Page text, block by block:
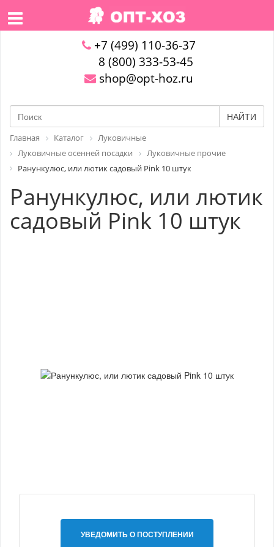
+7 (499) 110-36-37
8 (800) 333-53-45
shop@opt-hoz.ru
НАЙТИ
Главная Каталог
Луковичные
Луковичные осенней посадки
Луковичные прочие
Ранункулюс, или лютик садовый Pink 10 штук
Ранункулюс, или лютик
садовый Pink 10 штук
УВЕДОМИТЬ О ПОСТУПЛЕНИИ